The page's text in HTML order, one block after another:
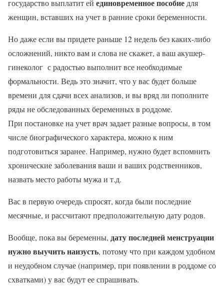
государство выплатит ей единовременное пособие для
женщин, вставших на учет в ранние сроки беременности.
Но даже если вы придете раньше 12 недель без каких-либо
осложнений, никто вам и слова не скажет, а ваш акушер-
гинеколог с радостью выполнит все необходимые
формальности. Ведь это значит, что у вас будет больше
времени для сдачи всех анализов, и вы вряд ли пополните
ряды не обследованных беременных в роддоме.
При постановке на учет врач задает разные вопросы, в том
числе биографического характера, можно к ним
подготовиться заранее. Например, нужно будет вспомнить
хронические заболевания ваши и ваших родственников,
назвать место работы мужа и т.д.
Вас в первую очередь спросят, когда были последние
месячные, и рассчитают предположительную дату родов.
Вообще, пока вы беременны, дату последней менструации
нужно выучить наизусть, потому что при каждом удобном
и неудобном случае (например, при появлении в роддоме со
схватками) у вас будут ее спрашивать.